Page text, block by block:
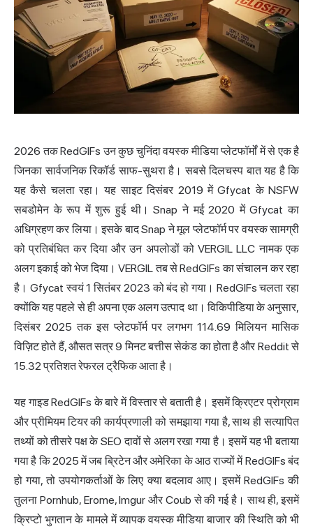
2026 तक RedGIFs उन कुछ चुनिंदा वयस्क मीडिया प्लेटफॉर्मों में से एक है
जिनका सार्वजनिक रिकॉर्ड साफ-सुथरा है। सबसे दिलचस्प बात यह है कि
यह कैसे चलता रहा। यह साइट दिसंबर 2019 में Gfycat के NSFW
सबडोमेन के रूप में शुरू हुई थी। Snap ने मई 2020 में Gfycat का
अधिग्रहण कर लिया। इसके बाद Snap ने मूल प्लेटफॉर्म पर वयस्क सामग्री
को प्रतिबंधित कर दिया और उन अपलोडों को VERGIL LLC नामक एक
अलग इकाई को भेज दिया। VERGIL तब से RedGIFs का संचालन कर रहा
है। Gfycat स्वयं 1 सितंबर 2023 को बंद हो गया। RedGIFs चलता रहा
क्योंकि यह पहले से ही अपना एक अलग उत्पाद था। विकिपीडिया के अनुसार,
दिसंबर 2025 तक इस प्लेटफॉर्म पर लगभग 114.69 मिलियन मासिक
विज़िट होते हैं, औसत सत्र 9 मिनट बत्तीस सेकंड का होता है और Reddit से
15.32 प्रतिशत रेफरल ट्रैफिक आता है।
यह गाइड RedGIFs के बारे में विस्तार से बताती है। इसमें क्रिएटर प्रोग्राम
और प्रीमियम टियर की कार्यप्रणाली को समझाया गया है, साथ ही सत्यापित
तथ्यों को तीसरे पक्ष के SEO दावों से अलग रखा गया है। इसमें यह भी बताया
गया है कि 2025 में जब ब्रिटेन और अमेरिका के आठ राज्यों में RedGIFs बंद
हो गया, तो उपयोगकर्ताओं के लिए क्या बदलाव आए। इसमें RedGIFs की
तुलना Pornhub, Erome, Imgur और Coub से की गई है। साथ ही, इसमें
क्रिप्टो भुगतान के मामले में व्यापक वयस्क मीडिया बाजार की स्थिति को भी